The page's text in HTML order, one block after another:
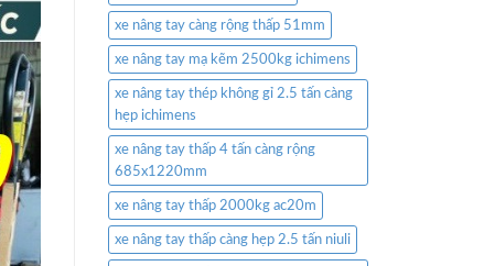
xe nâng tay càng rộng thấp 51mm
xe nâng tay mạ kẽm 2500kg ichimens
xe nâng tay thép không gỉ 2.5 tấn càng
hẹp ichimens
xe nâng tay thấp 4 tấn càng rộng
685x1220mm
xe nâng tay thấp 2000kg ac20m
xe nâng tay thấp càng hẹp 2.5 tấn niuli